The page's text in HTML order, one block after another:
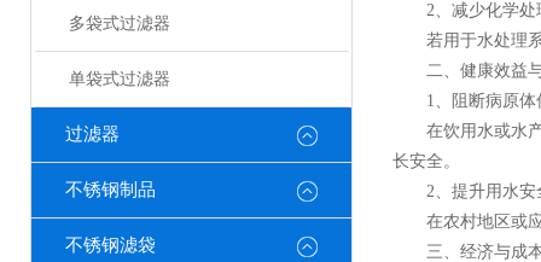
多袋式过滤器
单袋式过滤器
过滤器
不锈钢制品
不锈钢滤袋
2、减少化学处
若用于水处理系
二、健康效益与
1、阻断病原体
在饮用水或水产
长安全。
2、提升用水安
在农村地区或应
三、经济与成